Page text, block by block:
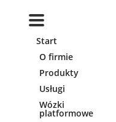
Start
O firmie
Produkty
Usługi
Wózki
platformowe